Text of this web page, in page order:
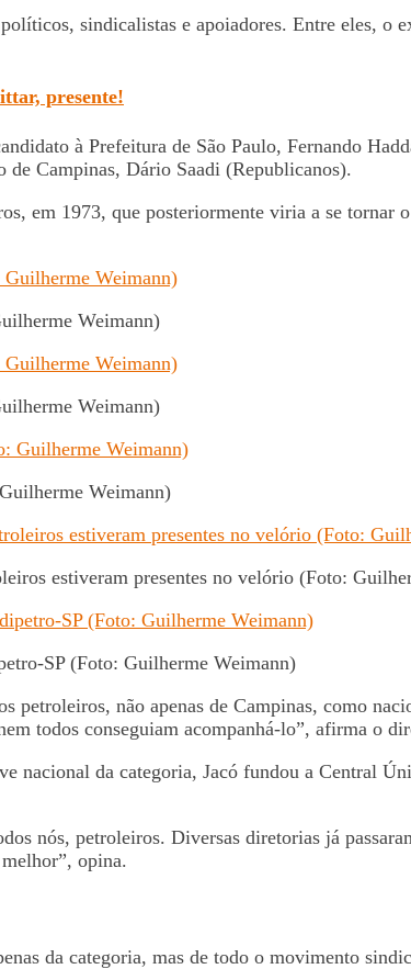
sindicalistas e apoiadores. Entre eles,
presente!
à Prefeitura de São Paulo, Fernando
Campinas, Dário Saadi (Republicanos).
em 1973, que posteriormente viria a se
Weimann)
Weimann)
Weimann)
estiveram presentes no velório (Foto:
SP (Foto: Guilherme Weimann)
petroleiros, não apenas de Campinas, como
todos conseguiam acompanhá-lo”, afirma o
nacional da categoria, Jacó fundou a Central
nós, petroleiros. Diversas diretorias já
opina.
da categoria, mas de todo o movimento